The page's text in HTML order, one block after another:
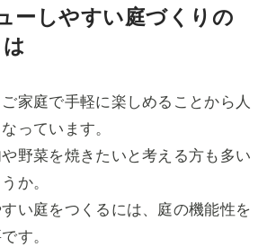
ーしやすい庭づくりの
家庭で手軽に楽しめることから人
っています。
野菜を焼きたいと考える方も多い
か。
い庭をつくるには、庭の機能性を
す。